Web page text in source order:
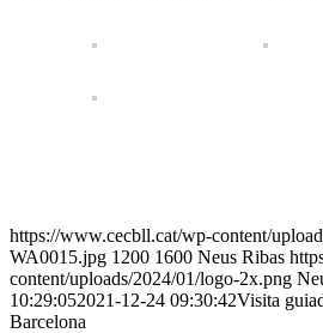
https://www.cecbll.cat/wp-content/
WA0015.jpg 1200 1600 Neus Ribas
content/uploads/2024/01/logo-2x.png
10:29:052021-12-24 09:30:42Visita
Barcelona